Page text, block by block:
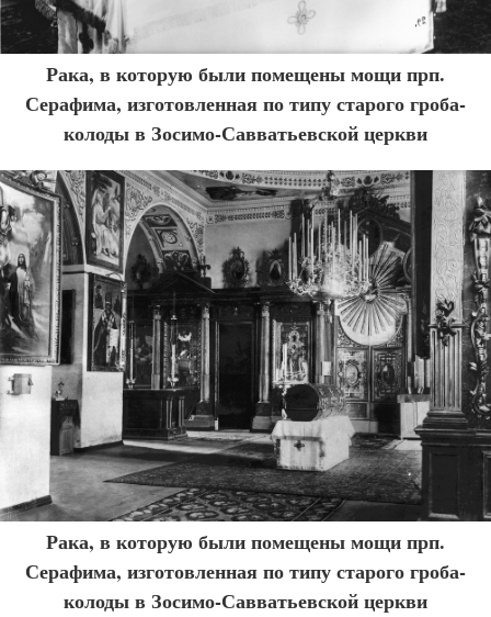
Рака, в которую были помещены мощи прп.
Серафима, изготовленная по типу старого гроба-
колоды в Зосимо-Савватьевской церкви
Рака, в которую были помещены мощи прп.
Серафима, изготовленная по типу старого гроба-
колоды в Зосимо-Савватьевской церкви